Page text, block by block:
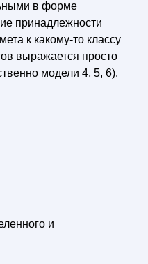
в форме
принадлежности
к какому-то классу
выражается просто
модели 4, 5, 6).
и